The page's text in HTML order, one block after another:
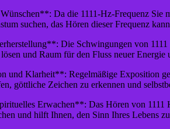
Da die 1111-Hz-Frequenz Sie
suchen, das Hören dieser Frequenz
Die Schwingungen von
und Raum für den Fluss neuer
und Klarheit**: Regelmäßige Exposition
göttliche Zeichen zu erkennen und
Erwachen**: Das Hören von 1111
und hilft Ihnen, den Sinn Ihres Lebens